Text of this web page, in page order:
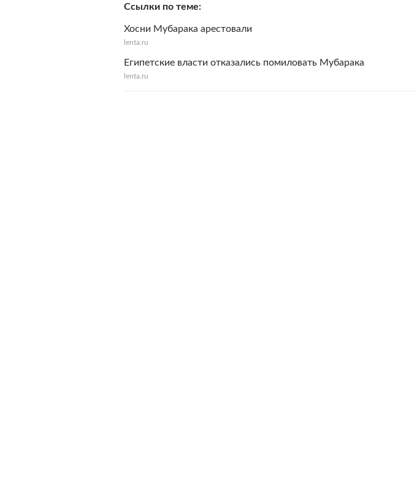
Ссылки по теме
Хосни Мубарака арестовали
lenta.ru
Египетские власти отказались помиловать Мубарака
lenta.ru